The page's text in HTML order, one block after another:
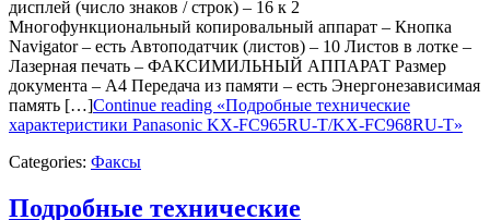
дисплей (число знаков / строк) – 16 к 2
Многофункциональный копировальный аппарат – Кнопка
Navigator – есть Автоподатчик (листов) – 10 Листов в лотке –
Лазерная печать – ФАКСИМИЛЬНЫЙ АППАРАТ Размер
документа – А4 Передача из памяти – есть Энергонезависимая
память […]Continue reading «Подробные технические
характеристики Panasonic KX-FC965RU-T/KX-FC968RU-T»
Categories: Факсы
Подробные технические